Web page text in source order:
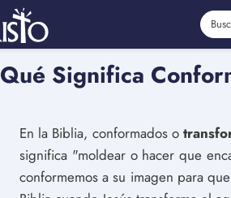
Qué Significa
En la Biblia, conformados o
significa "moldear o hacer que
conformemos a su imagen para